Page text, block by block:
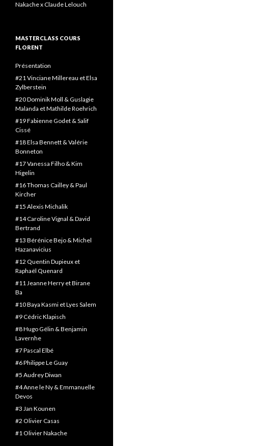
Nakache x Claude Lelouch
MASTERCLASS COURS
FLORENT
Présentation
#21 Vinciane Millereau et Elsa
Zylberstein
#20 Dominik Moll & Guslagie
Malanda et Mathilde Roehrich
#19 Fabienne Godet & Salif
Cissé
#18 Elsa Bennett & Valérie
Bonneton
#17 Vanessa Filho & Kim
Higelin
#16 Thomas Cailley & Paul
Kircher
#15 Alexis Michalik
#14 Caroline Vignal & David
Bertrand
#13 Bérénice Bejo & Michel
Hazanavicius
#12 Quentin Dupieux et
Raphaël Quenard
#11 Jeanne Herry et Birane
Ba
#10 Baya Kasmi et Lyes Salem
#9 Cédric Klapisch
#8 Hugo Gélin & Benjamin
Lavernhe
#7 Pascal Elbé
#6 Philippe Le Guay
#5 Audrey Diwan
#4 Anne le Ny & Emmanuelle
Devos
#3 Jan Kounen
#2 Olivier Casas
#1 Olivier Nakache